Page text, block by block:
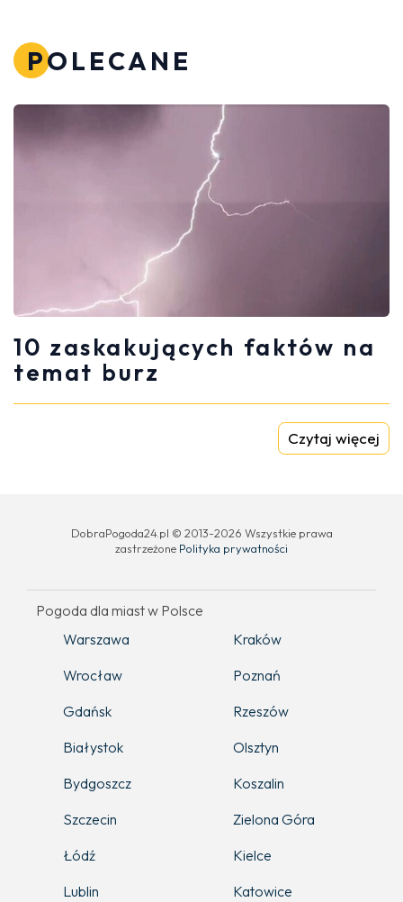
POLECANE
10 zaskakujących faktów na
temat burz
Czytaj więcej
DobraPogoda24.pl © 2013-2026 Wszystkie prawa
zastrzeżone Polityka prywatności
Pogoda dla miast w Polsce
Warszawa
Kraków
Wrocław
Poznań
Gdańsk
Rzeszów
Białystok
Olsztyn
Bydgoszcz
Koszalin
Szczecin
Zielona Góra
Łódź
Kielce
Lublin
Katowice